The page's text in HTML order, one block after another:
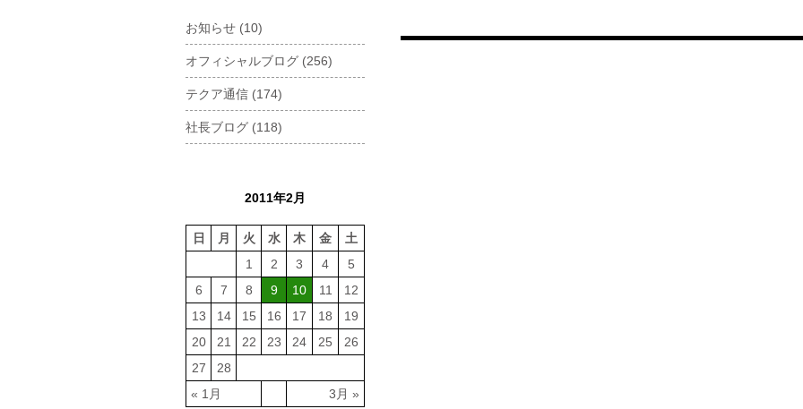
お知らせ (10)
オフィシャルブログ (256)
テクア通信 (174)
社長ブログ (118)
2011年2月
日 月 火 水 木 金 土
« 1月 3月 »
1 2 3 4
5
6
7 8 9 10 11
12
13
14 15 16 17 18
19
20
21 22 23 24 25
26
27
28